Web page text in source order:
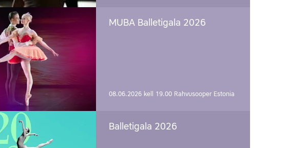
MUBA Balletigala 2026
08.06.2026 kell 19.00 Rahvusooper Estonia
Balletigala 2026